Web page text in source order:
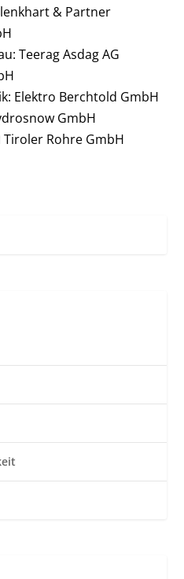
& Partner
Teerag Asdag AG
Elektro Berchtold GmbH
GmbH
Rohre GmbH